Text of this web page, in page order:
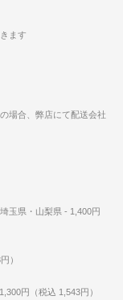
ます
場合、弊店にて配送会社
玉県・山梨県 - 1,400円
）
円（税込 1,543円）